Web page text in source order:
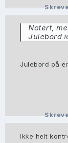
Notert,
Julebord
Julebord på
Ikke helt